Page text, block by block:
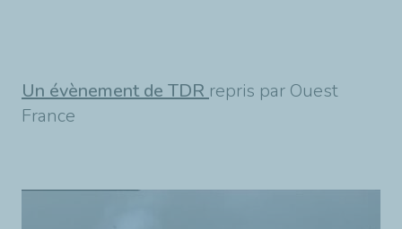
Un évènement de TDR repris par Ouest
France